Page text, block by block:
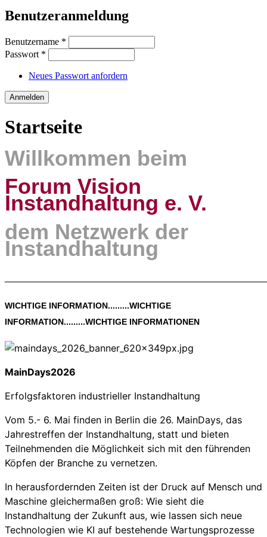
Benutzeranmeldung
Benutzername *
Passwort *
Neues Passwort anfordern
Startseite
Willkommen beim
Forum Vision
Instandhaltung e. V.
dem Netzwerk der
Instandhaltung
WICHTIGE INFORMATION.........WICHTIGE
INFORMATION.........WICHTIGE INFORMATIONEN
MainDays2026
Erfolgsfaktoren industrieller Instandhaltung
Vom 5.- 6. Mai finden in Berlin die 26. MainDays, das
Jahrestreffen der Instandhaltung, statt und bieten
Teilnehmenden die Möglichkeit sich mit den führenden
Köpfen der Branche zu vernetzen.
In herausfordernden Zeiten ist der Druck auf Mensch und
Maschine gleichermaßen groß: Wie sieht die
Instandhaltung der Zukunft aus, wie lassen sich neue
Technologien wie KI auf bestehende Wartungsprozesse